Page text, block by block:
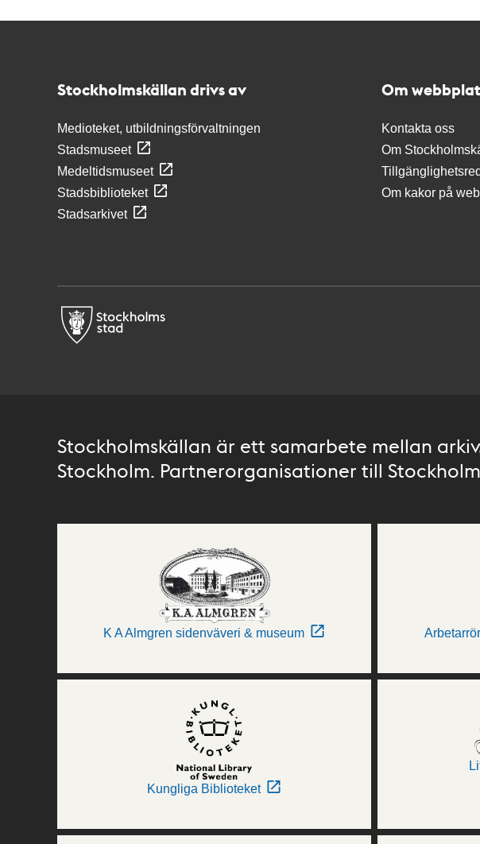
Stockholmskällan drivs av
Medioteket, utbildningsförvaltningen
Stadsmuseet
Medeltidsmuseet
Stadsbiblioteket
Stadsarkivet
Om
Kontakta oss
Om
Om kakor på
Stockholmskällan är ett samarbete mellan
Stockholm. Partnerorganisationer till
K A Almgren sidenväveri & museum
Kungliga Biblioteket